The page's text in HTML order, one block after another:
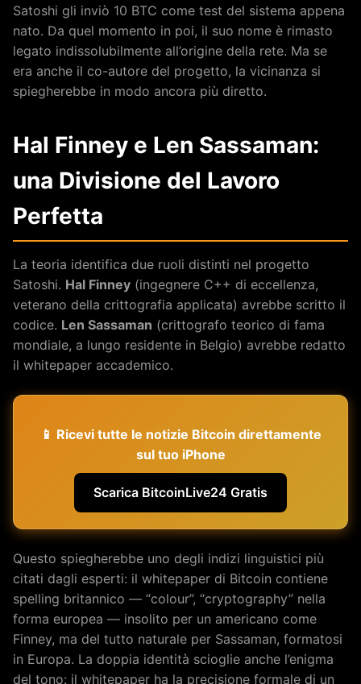
Satoshi gli inviò 10 BTC come test del sistema appena
nato. Da quel momento in poi, il suo nome è rimasto
legato indissolubilmente all’origine della rete. Ma se
era anche il co-autore del progetto, la vicinanza si
spiegherebbe in modo ancora più diretto.
Hal Finney e Len Sassaman:
una Divisione del Lavoro
Perfetta
La teoria identifica due ruoli distinti nel progetto
Satoshi. Hal Finney (ingegnere C++ di eccellenza,
veterano della crittografia applicata) avrebbe scritto il
codice. Len Sassaman (crittografo teorico di fama
mondiale, a lungo residente in Belgio) avrebbe redatto
il whitepaper accademico.
📱 Ricevi tutte le notizie Bitcoin direttamente
sul tuo iPhone
Scarica BitcoinLive24 Gratis
Questo spiegherebbe uno degli indizi linguistici più
citati dagli esperti: il whitepaper di Bitcoin contiene
spelling britannico — “colour”, “cryptography” nella
forma europea — insolito per un americano come
Finney, ma del tutto naturale per Sassaman, formatosi
in Europa. La doppia identità scioglie anche l’enigma
del tono: il whitepaper ha la precisione formale di un